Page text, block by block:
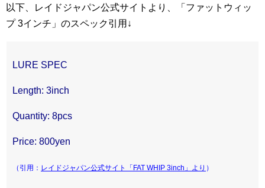
以下、レイドジャパン公式サイトより、「ファットウィッ
プ 3インチ」のスペック引用↓
LURE SPEC
Length: 3inch
Quantity: 8pcs
Price: 800yen
（引用： レイドジャパン公式サイト「FAT WHIP 3inch」より ）